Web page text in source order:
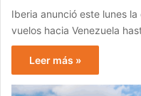
Iberia anunció este lunes
vuelos hacia Venezuela
Leer más »